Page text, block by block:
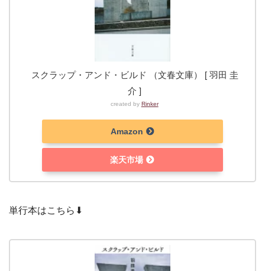
スクラップ・アンド・ビルド （文春文庫） [ 羽田 圭
介 ]
created by Rinker
Amazon
楽天市場
単行本はこちら⬇︎